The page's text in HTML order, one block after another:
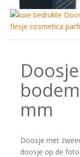
mm
Doosje met
doosje op de